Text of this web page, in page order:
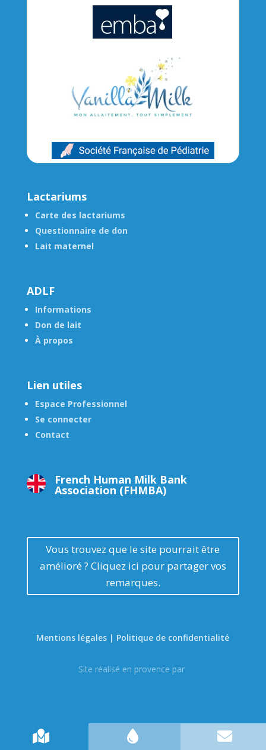
Lactariums
Carte des lactariums
Questionnaire de don
Lait maternel
ADLF
Informations
Don de lait
À propos
Lien utiles
Espace Professionnel
Se connecter
Contact
French Human Milk Bank
Association (FHMBA)
Vous trouvez que le site pourrait être
amélioré ? Cliquez ici pour partager vos
remarques.
Mentions légales | Politique de confidentialité
Site réalisé en provence par